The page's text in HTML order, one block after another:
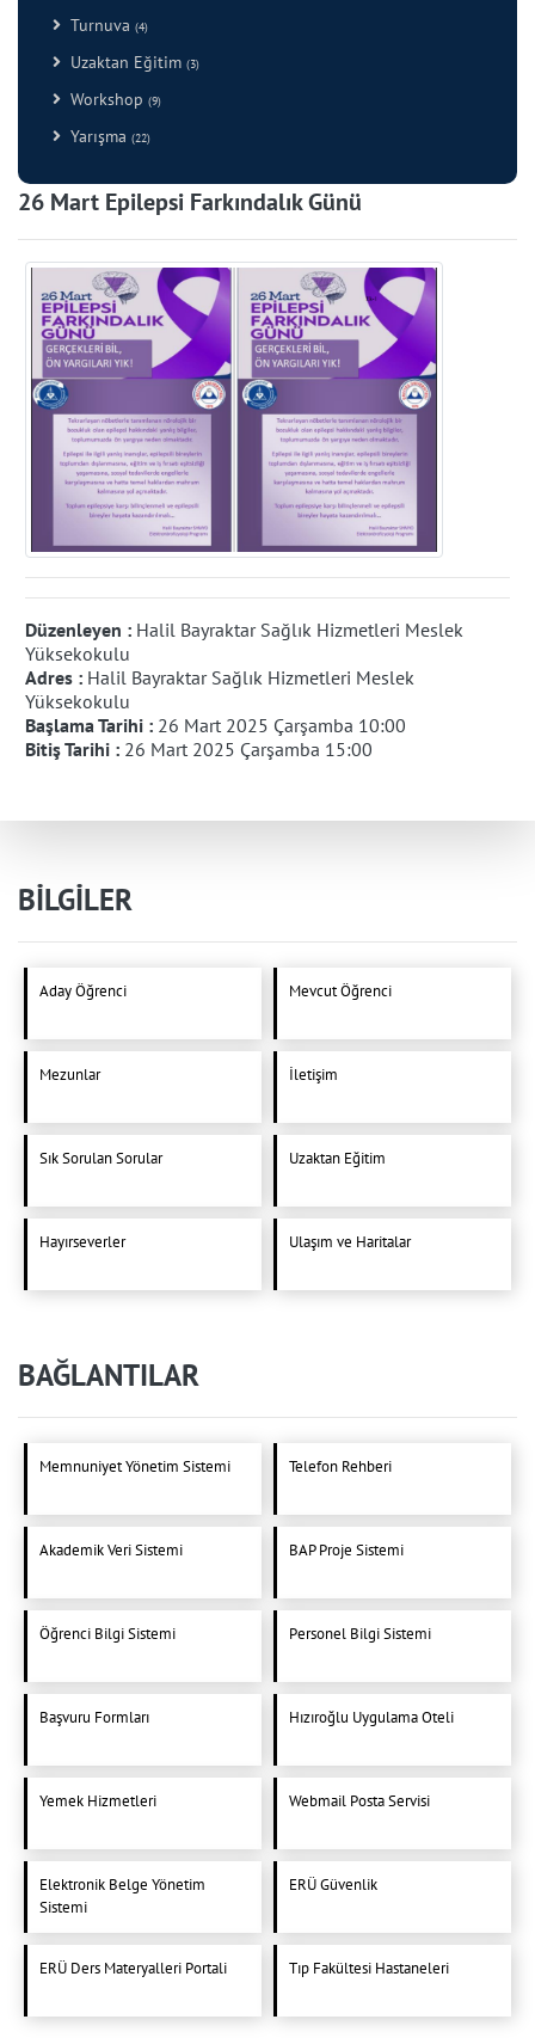
Turnuva (4)
Uzaktan Eğitim (3)
Workshop (9)
Yarışma (22)
26 Mart Epilepsi Farkındalık Günü
Düzenleyen : Halil Bayraktar Sağlık Hizmetleri Meslek
Yüksekokulu
Adres : Halil Bayraktar Sağlık Hizmetleri Meslek
Yüksekokulu
Başlama Tarihi : 26 Mart 2025 Çarşamba 10:00
Bitiş Tarihi : 26 Mart 2025 Çarşamba 15:00
BİLGİLER
Aday Öğrenci Mevcut Öğrenci
Mezunlar İletişim
Sık Sorulan Sorular Uzaktan Eğitim
Hayırseverler Ulaşım ve Haritalar
BAĞLANTILAR
Memnuniyet Yönetim Sistemi Telefon Rehberi
Akademik Veri Sistemi BAP Proje Sistemi
Öğrenci Bilgi Sistemi Personel Bilgi Sistemi
Başvuru Formları Hızıroğlu Uygulama Oteli
Yemek Hizmetleri Webmail Posta Servisi
Elektronik Belge Yönetim
Sistemi
ERÜ Güvenlik
ERÜ Ders Materyalleri Portali Tıp Fakültesi Hastaneleri